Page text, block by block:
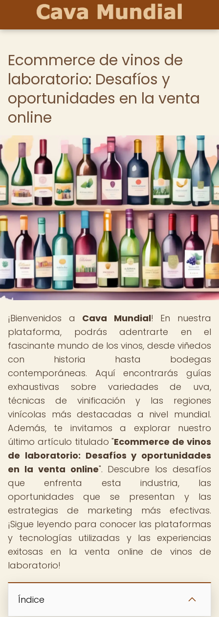
Ecommerce de vinos de
laboratorio: Desafíos y
oportunidades en la venta
online
¡Bienvenidos a Cava Mundial! En nuestra
plataforma, podrás adentrarte en el
fascinante mundo de los vinos, desde viñedos
con historia hasta bodegas
contemporáneas. Aquí encontrarás guías
exhaustivas sobre variedades de uva,
técnicas de vinificación y las regiones
vinícolas más destacadas a nivel mundial.
Además, te invitamos a explorar nuestro
último artículo titulado "Ecommerce de vinos
de laboratorio: Desafíos y oportunidades
en la venta online". Descubre los desafíos
que enfrenta esta industria, las
oportunidades que se presentan y las
estrategias de marketing más efectivas.
¡Sigue leyendo para conocer las plataformas
y tecnologías utilizadas y las experiencias
exitosas en la venta online de vinos de
laboratorio!
Índice